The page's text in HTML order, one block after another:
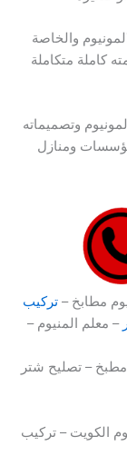
والخاصة
كاملة متكاملة
وتصميماته
ومنازل
مطابخ –تركيب
– معلم المنيوم –
– تصليح شتر
الكويت – تركيب